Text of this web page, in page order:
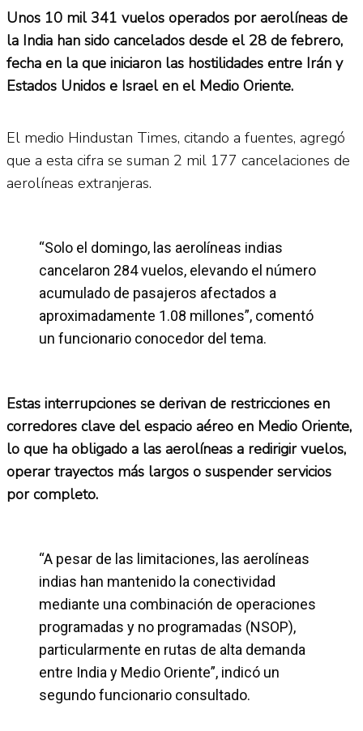
Unos 10 mil 341 vuelos operados por aerolíneas de
la India han sido cancelados desde el 28 de febrero,
fecha en la que iniciaron las hostilidades entre Irán y
Estados Unidos e Israel en el Medio Oriente.
El medio Hindustan Times, citando a fuentes, agregó
que a esta cifra se suman 2 mil 177 cancelaciones de
aerolíneas extranjeras.
“Solo el domingo, las aerolíneas indias
cancelaron 284 vuelos, elevando el número
acumulado de pasajeros afectados a
aproximadamente 1.08 millones”, comentó
un funcionario conocedor del tema.
Estas interrupciones se derivan de restricciones en
corredores clave del espacio aéreo en Medio Oriente,
lo que ha obligado a las aerolíneas a redirigir vuelos,
operar trayectos más largos o suspender servicios
por completo.
“A pesar de las limitaciones, las aerolíneas
indias han mantenido la conectividad
mediante una combinación de operaciones
programadas y no programadas (NSOP),
particularmente en rutas de alta demanda
entre India y Medio Oriente”, indicó un
segundo funcionario consultado.